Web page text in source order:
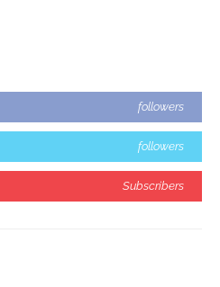
followers
followers
Subscribers